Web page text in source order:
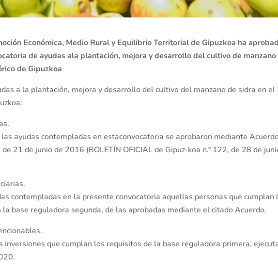
Económica, Medio Rural y Equilibrio Territorial de Gipuzkoa ha
de ayudas ala plantación, mejora y desarrollo del cultivo de manzano
de Gipuzkoa
a la plantación, mejora y desarrollo del cultivo del manzano de sidra en el
ayudas contempladas en estaconvocatoria se aprobaron mediante
21 de junio de 2016 (BOLETÍN OFICIAL de Gipuz-koa n.º 122, de 28 de
contempladas en la presente convocatoria aquellas personas que cumplan
base reguladora segunda, de las aprobadas mediante el citado Acuerdo.
inversiones que cumplan los requisitos de la base reguladora primera,